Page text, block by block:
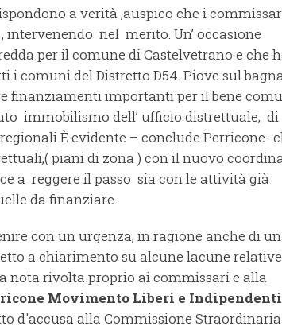
a verità ,auspico che i
nel merito. Un’ occasione
per il comune di Castelvetrano e che
i comuni del Distretto D54. Piove sul
finanziamenti importanti per il bene
immobilismo dell’ ufficio distrettuale, di
È evidente – conclude Perricone-
piani di zona ) con il nuovo
a reggere il passo sia con le attività già
da finanziare.
con un urgenza, in ragione anche di
a chiarimento su alcune lacune
nota rivolta proprio ai commissari e alla
Movimento Liberi e Indipendenti
d'accusa alla Commissione